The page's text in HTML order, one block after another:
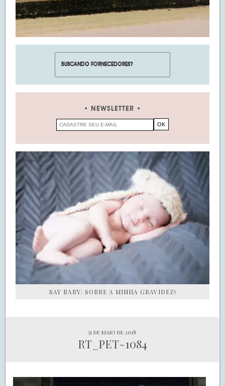
NEWSLETTER
SAY BABY: SOBRE A MINHA GRAVIDEZ!
31 de maio de 2018
RT_PET-1084